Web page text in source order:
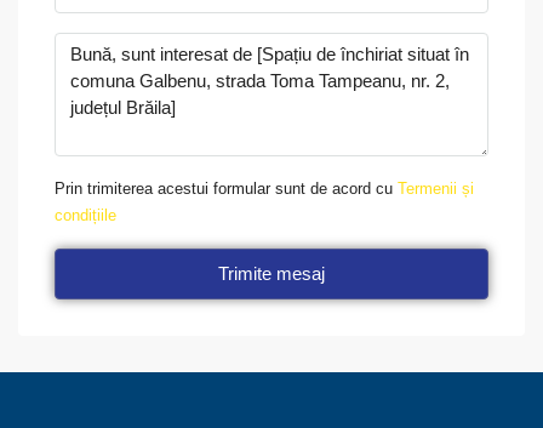
Prin trimiterea acestui formular sunt de acord cu Termenii și
condițiile
Trimite mesaj